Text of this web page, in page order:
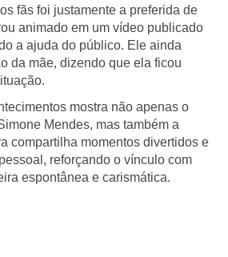
fãs foi justamente a preferida de
animado em um vídeo publicado
a ajuda do público. Ele ainda
da mãe, dizendo que ela ficou
mostra não apenas o
Mendes, mas também a
compartilha momentos divertidos e
reforçando o vínculo com
espontânea e carismática.